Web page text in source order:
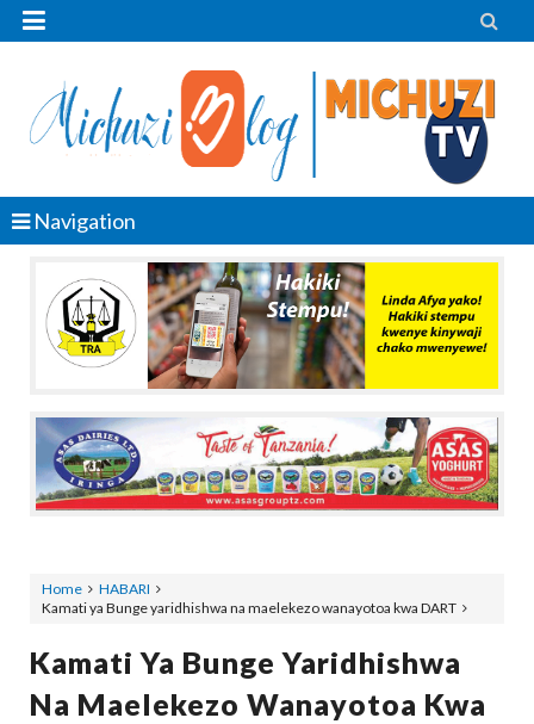
 
Navigation
Home
HABARI
Kamati ya Bunge yaridhishwa na maelekezo wanayotoa kwa DART
Kamati Ya Bunge Yaridhishwa
Na Maelekezo Wanayotoa Kwa